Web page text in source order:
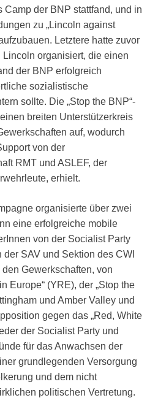
Camp der BNP stattfand, und in
zu „Lincoln against
Letztere hatte zuvor
Lincoln organisiert, die einen
der BNP erfolgreich
sozialistische
sollte. Die „Stop the BNP“-
breiten Unterstützerkreis
auf, wodurch
von der
RMT und ASLEF, der
erhielt.
organisierte über zwei
eine erfolgreiche mobile
von der Socialist Party
SAV und Sektion des CWI
Gewerkschaften, von
Europe“ (YRE), der „Stop the
und Amber Valley und
gegen das „Red, White
der Socialist Party und
für das Anwachsen der
grundlegenden Versorgung
und dem nicht
politischen Vertretung.